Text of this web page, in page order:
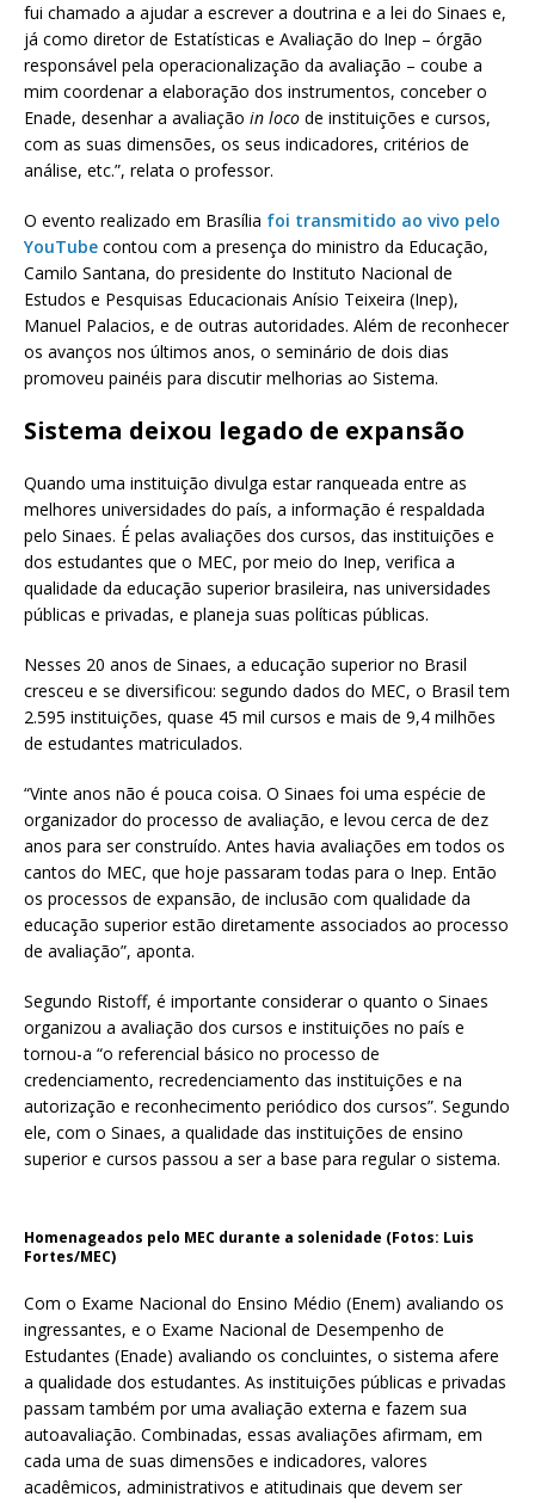
fui chamado a ajudar a escrever a doutrina e a lei do Sinaes e,
já como diretor de Estatísticas e Avaliação do Inep – órgão
responsável pela operacionalização da avaliação – coube a
mim coordenar a elaboração dos instrumentos, conceber o
Enade, desenhar a avaliação in loco de instituições e cursos,
com as suas dimensões, os seus indicadores, critérios de
análise, etc.”, relata o professor.
O evento realizado em Brasília foi transmitido ao vivo pelo
YouTube contou com a presença do ministro da Educação,
Camilo Santana, do presidente do Instituto Nacional de
Estudos e Pesquisas Educacionais Anísio Teixeira (Inep),
Manuel Palacios, e de outras autoridades. Além de reconhecer
os avanços nos últimos anos, o seminário de dois dias
promoveu painéis para discutir melhorias ao Sistema.
Sistema deixou legado de expansão
Quando uma instituição divulga estar ranqueada entre as
melhores universidades do país, a informação é respaldada
pelo Sinaes. É pelas avaliações dos cursos, das instituições e
dos estudantes que o MEC, por meio do Inep, verifica a
qualidade da educação superior brasileira, nas universidades
públicas e privadas, e planeja suas políticas públicas.
Nesses 20 anos de Sinaes, a educação superior no Brasil
cresceu e se diversificou: segundo dados do MEC, o Brasil tem
2.595 instituições, quase 45 mil cursos e mais de 9,4 milhões
de estudantes matriculados.
“Vinte anos não é pouca coisa. O Sinaes foi uma espécie de
organizador do processo de avaliação, e levou cerca de dez
anos para ser construído. Antes havia avaliações em todos os
cantos do MEC, que hoje passaram todas para o Inep. Então
os processos de expansão, de inclusão com qualidade da
educação superior estão diretamente associados ao processo
de avaliação”, aponta.
Segundo Ristoff, é importante considerar o quanto o Sinaes
organizou a avaliação dos cursos e instituições no país e
tornou-a “o referencial básico no processo de
credenciamento, recredenciamento das instituições e na
autorização e reconhecimento periódico dos cursos”. Segundo
ele, com o Sinaes, a qualidade das instituições de ensino
superior e cursos passou a ser a base para regular o sistema.
Homenageados pelo MEC durante a solenidade (Fotos: Luis
Fortes/MEC)
Com o Exame Nacional do Ensino Médio (Enem) avaliando os
ingressantes, e o Exame Nacional de Desempenho de
Estudantes (Enade) avaliando os concluintes, o sistema afere
a qualidade dos estudantes. As instituições públicas e privadas
passam também por uma avaliação externa e fazem sua
autoavaliação. Combinadas, essas avaliações afirmam, em
cada uma de suas dimensões e indicadores, valores
acadêmicos, administrativos e atitudinais que devem ser